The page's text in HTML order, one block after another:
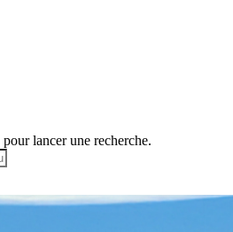
lancer une recherche.